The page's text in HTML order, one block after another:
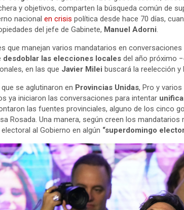
y objetivos, comparten la búsqueda común de
nacional en crisis política desde hace 70 días,
del jefe de Gabinete, Manuel Adorni.
que manejan varios mandatarios en
desdoblar las elecciones locales del año próximo
en las que Javier Milei buscará la reelección
se aglutinaron en Provincias Unidas, Pro y
ya iniciaron las conversaciones para intentar
las fuentes provinciales, alguno de los cinco
Rosada. Una manera, según creen los
al Gobierno en algún “superdomingo